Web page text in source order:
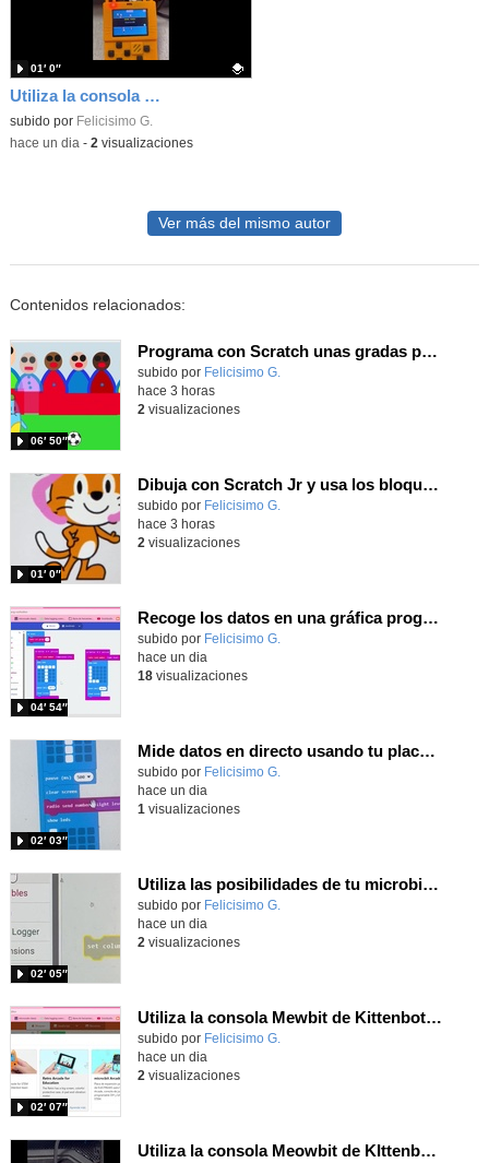
Utiliza la consola Meowbit de KIttenbot para jugar con tus programas MakeCode Arcade
Contenido educativo.
subido por Felicisimo G.
01′ 0″
-hace un dia - 2 visualizaciones
Ver más del mismo autor
Contenidos relacionados:
Programa con Scratch unas gradas para que produzca el efecto de desplazamiento.
Contenido educativo.
subido por Felicisimo G.
06′ 50″
hace 3 horas
2 visualizaciones
Dibuja con Scratch Jr y usa los bloques de aparecer/desparecer para hacer animaciones
Contenido educativo.
subido por Felicisimo G.
01′ 0″
hace 3 horas
2 visualizaciones
Recoge los datos en una gráfica programando tu placa microbit con MakeCode y conoce la Tª y nivel de luz en este eclipse
Contenido educativo.
subido por Felicisimo G.
04′ 54″
hace un dia
18visualizaciones
Mide datos en directo usando tu placa microbit y programando con MakeCode dos placas conectadas por radio
Contenido educativo.
subido por Felicisimo G.
02′ 03″
hace un dia
1 visualizaciones
Utiliza las posibilidades de tu microbit programando com MakeCode para medir temperatura y nivel de luz con Datalogger
Contenido educativo.
subido por Felicisimo G.
02′ 05″
hace un dia
2 visualizaciones
Utiliza la consola Mewbit de Kittenbot para llevar tus juegos arcade de MakeCode a tu mano
Contenido educativo.
subido por Felicisimo G.
02′ 07″
hace un dia
2 visualizaciones
Utiliza la consola Meowbit de KIttenbot para jugar con tus programas MakeCode Arcade